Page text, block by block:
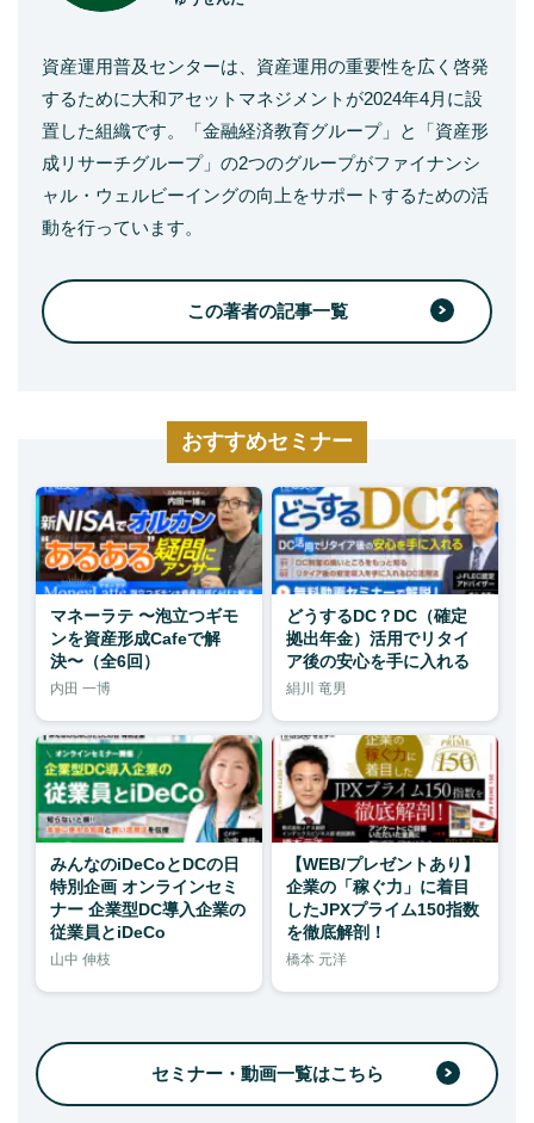
資産運用普及センターは、資産運用の重要性を広く啓発
するために大和アセットマネジメントが2024年4月に設
置した組織です。「金融経済教育グループ」と「資産形
成リサーチグループ」の2つのグループがファイナンシ
ャル・ウェルビーイングの向上をサポートするための活
動を行っています。
この著者の記事一覧
おすすめセミナー
マネーラテ 〜泡立つギモ
ンを資産形成Cafeで解
決〜（全6回）
内田 一博
どうするDC？DC（確定
拠出年金）活用でリタイ
ア後の安心を手に入れる
絹川 竜男
みんなのiDeCoとDCの日
特別企画 オンラインセミ
ナー 企業型DC導入企業の
従業員とiDeCo
山中 伸枝
【WEB/プレゼントあり】
企業の「稼ぐ力」に着目
したJPXプライム150指数
を徹底解剖！
橋本 元洋
セミナー・動画一覧はこちら